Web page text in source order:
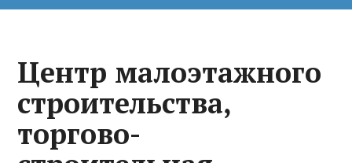
Центр малоэтажного
строительства,
торгово-